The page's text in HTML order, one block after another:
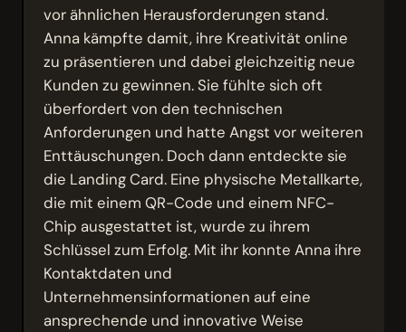
vor ähnlichen Herausforderungen stand.
Anna kämpfte damit, ihre Kreativität online
zu präsentieren und dabei gleichzeitig neue
Kunden zu gewinnen. Sie fühlte sich oft
überfordert von den technischen
Anforderungen und hatte Angst vor weiteren
Enttäuschungen. Doch dann entdeckte sie
die Landing Card. Eine physische Metallkarte,
die mit einem QR-Code und einem NFC-
Chip ausgestattet ist, wurde zu ihrem
Schlüssel zum Erfolg. Mit ihr konnte Anna ihre
Kontaktdaten und
Unternehmensinformationen auf eine
ansprechende und innovative Weise